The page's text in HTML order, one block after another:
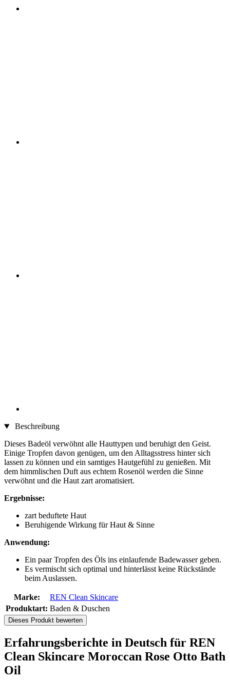
Beschreibung
Dieses Badeöl verwöhnt alle Hauttypen und beruhigt den Geist.
Einige Tropfen davon genügen, um den Alltagsstress hinter sich
lassen zu können und ein samtiges Hautgefühl zu genießen. Mit
dem himmlischen Duft aus echtem Rosenöl werden die Sinne
verwöhnt und die Haut zart aromatisiert.
Ergebnisse:
zart beduftete Haut
Beruhigende Wirkung für Haut & Sinne
Anwendung:
Ein paar Tropfen des Öls ins einlaufende Badewasser geben.
Es vermischt sich optimal und hinterlässt keine Rückstände
beim Auslassen.
Marke:
REN Clean Skincare
Produktart: Baden & Duschen
Dieses Produkt bewerten
Erfahrungsberichte in Deutsch für REN
Clean Skincare Moroccan Rose Otto Bath
Oil